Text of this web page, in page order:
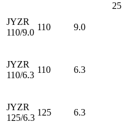
25
JYZR
110/9.0
110 9.0
JYZR
110/6.3
110 6.3
JYZR
125/6.3
125 6.3